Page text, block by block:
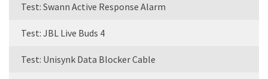
Test: Swann Active Response Alarm
Test: JBL Live Buds 4
Test: Unisynk Data Blocker Cable